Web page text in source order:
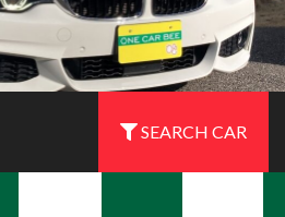
SEARCH CAR